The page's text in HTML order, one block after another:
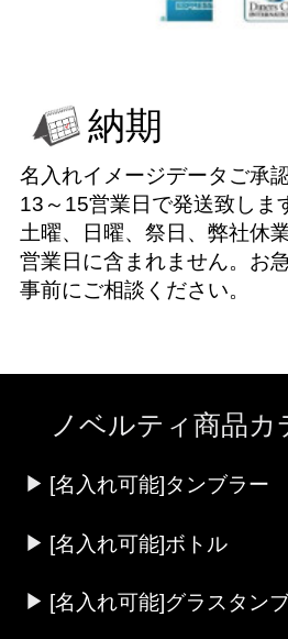
納期
名入れイメージデータご承認
13～15営業日で発送致しま
土曜、日曜、祭日、弊社休
営業日に含まれません。お
事前にご相談ください。
ノベルティ商品カ
[名入れ可能]タンブラー
[名入れ可能]ボトル
[名入れ可能]グラスタン